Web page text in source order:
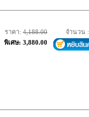
ราคา:4,188.00
พิเศษ: 3,880.00
จำนวน :